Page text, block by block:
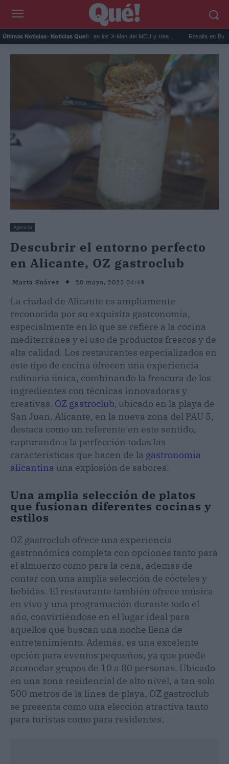
Últimas Noticias- Noticias Que!:
Kit Connor será Cíclope en los X-Men del MCU y Hea... Rosalía en Buenos
Agencia
Descubrir el entorno perfecto
en Alicante, OZ gastroclub
Marta Suárez 20 mayo, 2023 04:49
La ciudad de Alicante es ampliamente
reconocida por su exquisita gastronomía,
especialmente en lo que se refiere a la cocina
mediterránea y el uso de productos frescos y de
alta calidad. Los restaurantes especializados en
este tipo de cocina ofrecen una experiencia
culinaria única, combinando la frescura de los
ingredientes con técnicas innovadoras y
creativas. OZ gastroclub, ubicado en la playa de
San Juan, Alicante, en la nueva zona del PAU 5,
destaca como un referente en este sentido,
capturando a la perfección todas las
características que hacen de la gastronomía
alicantina una explosión de sabores.
Una amplia selección de platos
que fusionan diferentes cocinas y
estilos
OZ gastroclub ofrece una experiencia
gastronómica completa con opciones tanto para
el almuerzo como para la cena, además de
contar con una amplia selección de cócteles y
bebidas. El restaurante también ofrece música
en vivo y una programación durante todo el
año, convirtiéndose en el lugar ideal para
aquellos que buscan una noche llena de
entretenimiento. Además, es una excelente
opción para eventos pequeños, ya que puede
acomodar grupos de 10 a 80 personas. Ubicado
en una zona residencial de alto nivel, a tan solo
500 metros de la línea de playa, OZ gastroclub
se presenta como una elección atractiva tanto
para turistas como para residentes.